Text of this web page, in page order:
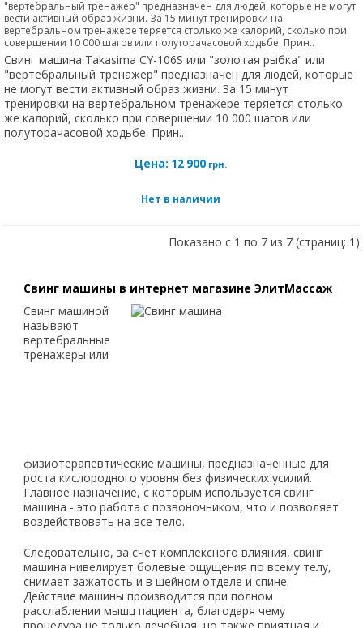
"вертебральный тренажер" предназначен для людей, которые не могут
вести активный образ жизни. За 15 минут тренировки на
вертебральном тренажере теряется столько же калорий, сколько при
совершении 10 000 шагов или полуторачасовой ходьбе. Прин..
Свинг машина Takasima CY-106S или "золотая рыбка" или
"вертебральный тренажер" предназначен для людей, которые
не могут вести активный образ жизни. За 15 минут
тренировки на вертебральном тренажере теряется столько
же калорий, сколько при совершении 10 000 шагов или
полуторачасовой ходьбе. Прин..
Цена: 12 900грн.
Нет в наличии
Показано с 1 по 7 из 7 (страниц: 1)
Свинг машины в интернет магазине ЭлитМассаж
Свинг машиной
называют
вертебральные
тренажеры или
физиотерапевтические машины, предназначенные для
роста кислородного уровня без физических усилий.
Главное назначение, с которым используется свинг
машина - это работа с позвоночником, что и позволяет
воздействовать на все тело.
Следовательно, за счет комплексного влияния, свинг
машина нивелирует болевые ощущения по всему телу,
снимает зажатость и в шейном отделе и спине.
Действие машины производится при полном
расслаблении мышц пациента, благодаря чему